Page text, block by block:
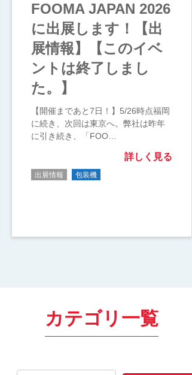
FOOMA JAPAN 2026
に出展します！【出
展情報】【このイベ
ントは終了しまし
た。】
【開催まであと7日！】5/26時点福岡
に続き、次回は東京へ。弊社は昨年
に引き続き、「FOO…
詳しく見る
出展情報 包装機
カテゴリ一覧